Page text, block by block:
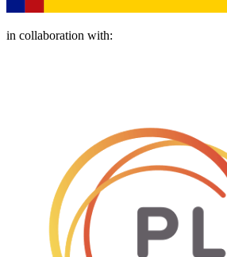
in collaboration with: